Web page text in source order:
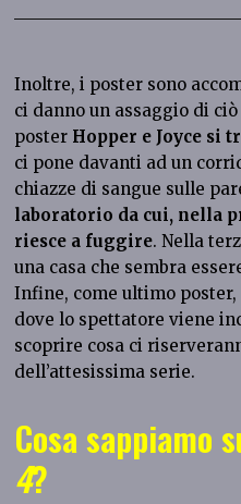
Inoltre, i poster sono
ci danno un assaggio di
poster Hopper e Joyce si
ci pone davanti ad un
chiazze di sangue sulle
laboratorio da cui, nella
riesce a fuggire. Nella
una casa che sembra
Infine, come ultimo
dove lo spettatore viene
scoprire cosa ci
dell’attesissima serie.
Cosa sappiamo
4?